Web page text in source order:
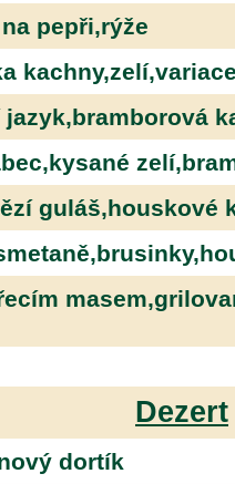
pepři,rýže
jazyk,bramborová
guláš,houskové
Dezert
dortík